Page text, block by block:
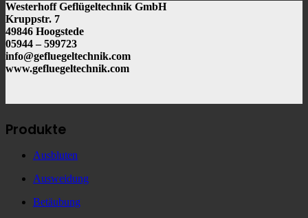
Westerhoff Geflügeltechnik GmbH
Kruppstr. 7
49846 Hoogstede
05944 – 599723
info@gefluegeltechnik.com
www.gefluegeltechnik.com
Produkte
Ausbluten
Ausweidung
Betäubung